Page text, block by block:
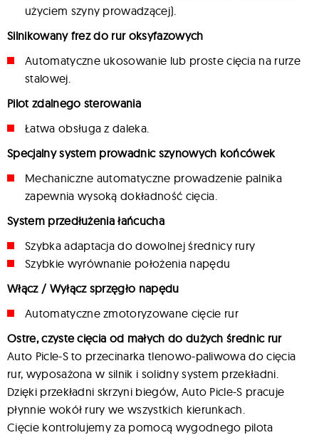
użyciem szyny prowadzącej).
Silnikowany frez do rur oksyfazowych
Automatyczne ukosowanie lub proste cięcia na rurze
stalowej.
Pilot zdalnego sterowania
Łatwa obsługa z daleka.
Specjalny system prowadnic szynowych końcówek
Mechaniczne automatyczne prowadzenie palnika
zapewnia wysoką dokładność cięcia.
System przedłużenia łańcucha
Szybka adaptacja do dowolnej średnicy rury
Szybkie wyrównanie położenia napędu
Włącz / Wyłącz sprzęgło napędu
Automatyczne zmotoryzowane cięcie rur
Ostre, czyste cięcia od małych do dużych średnic rur
Auto Picle-S to przecinarka tlenowo-paliwowa do cięcia
rur, wyposażona w silnik i solidny system przekładni.
Dzięki przekładni skrzyni biegów, Auto Picle-S pracuje
płynnie wokół rury we wszystkich kierunkach.
Cięcie kontrolujemy za pomocą wygodnego pilota